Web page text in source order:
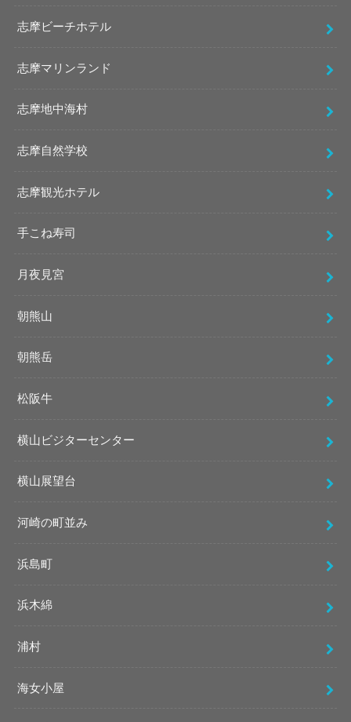
志摩ビーチホテル
志摩マリンランド
志摩地中海村
志摩自然学校
志摩観光ホテル
手こね寿司
月夜見宮
朝熊山
朝熊岳
松阪牛
横山ビジターセンター
横山展望台
河崎の町並み
浜島町
浜木綿
浦村
海女小屋